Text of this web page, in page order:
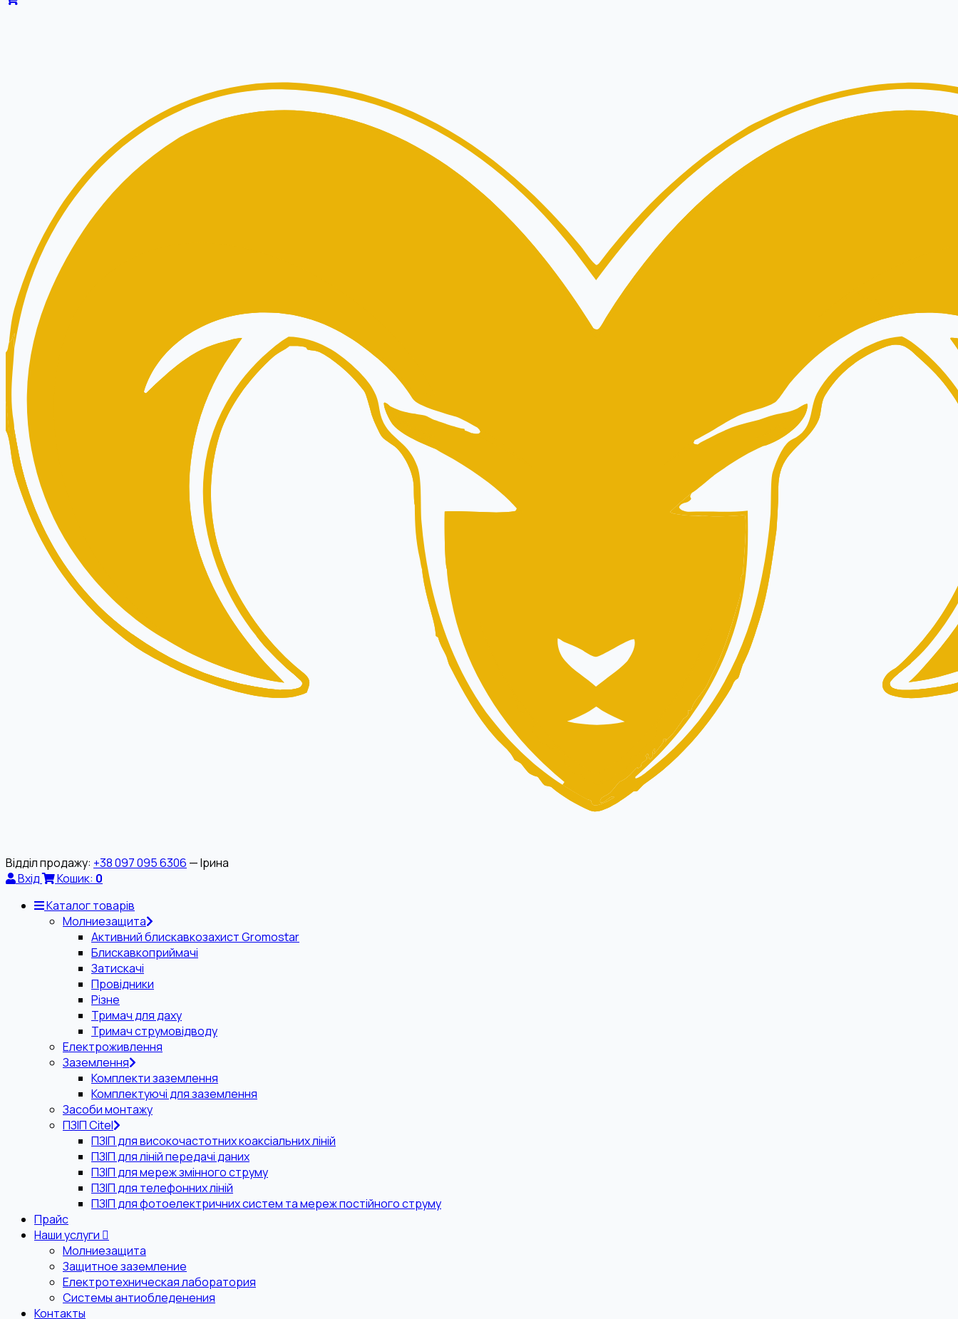
Відділ продажу: +38 097 095 6306 — Ірина
Вхід
Кошик: 0
Каталог товарів
Молниезащита
Активний блискавкозахист Gromostar
Блискавкоприймачі
Затискачі
Провідники
Різне
Тримач для даху
Тримач струмовідводу
Електроживлення
Заземлення
Комплекти заземлення
Комплектуючі для заземлення
Засоби монтажу
ПЗІП Citel
ПЗІП для високочастотних коаксіальних ліній
ПЗІП для ліній передачі даних
ПЗІП для мереж змінного струму
ПЗІП для телефонних ліній
ПЗІП для фотоелектричних систем та мереж постійного струму
Прайс
Наши услуги
Молниезащита
Защитное заземление
Електротехническая лаборатория
Системы антиобледенения
Контакты